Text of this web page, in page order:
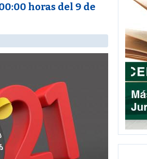
horas del 9 de